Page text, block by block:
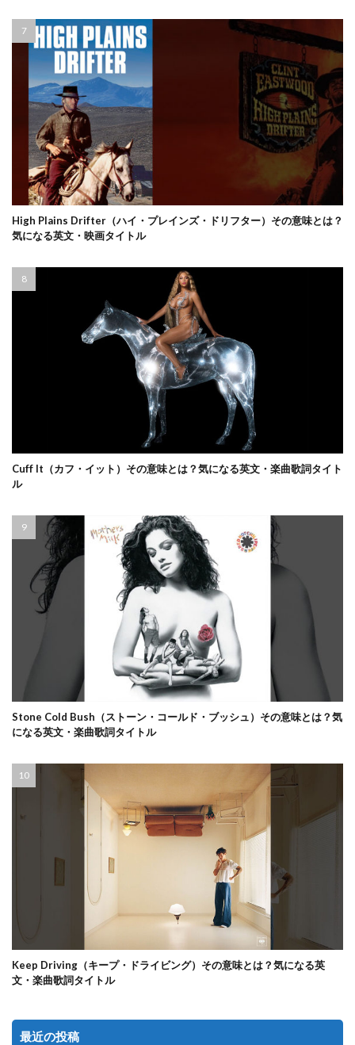
High Plains Drifter（ハイ・プレインズ・ドリフター）その意味とは？
気になる英文・映画タイトル
Cuff It（カフ・イット）その意味とは？気になる英文・楽曲歌詞タイト
ル
Stone Cold Bush（ストーン・コールド・ブッシュ）その意味とは？気
になる英文・楽曲歌詞タイトル
Keep Driving（キープ・ドライビング）その意味とは？気になる英
文・楽曲歌詞タイトル
最近の投稿